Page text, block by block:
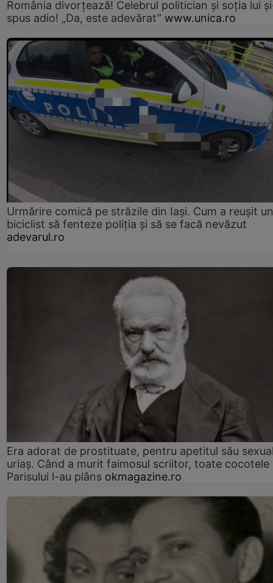
România divorțează! Celebrul politician și soția lui
spus adio! „Da, este adevărat” www.unica.ro
Urmărire comică pe străzile din Iași. Cum a reușit un
biciclist să fenteze poliția și să se facă nevăzut
adevarul.ro
Era adorat de prostituate, pentru apetitul său
uriaș. Când a murit faimosul scriitor, toate cocotele
Parisului l-au plâns okmagazine.ro